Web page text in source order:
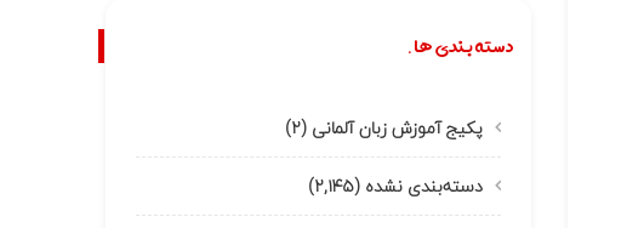
دسته بندی ها.
پکیج آموزش زبان آلمانی (۲)
دسته‌بندی نشده (۲,۱۴۵)